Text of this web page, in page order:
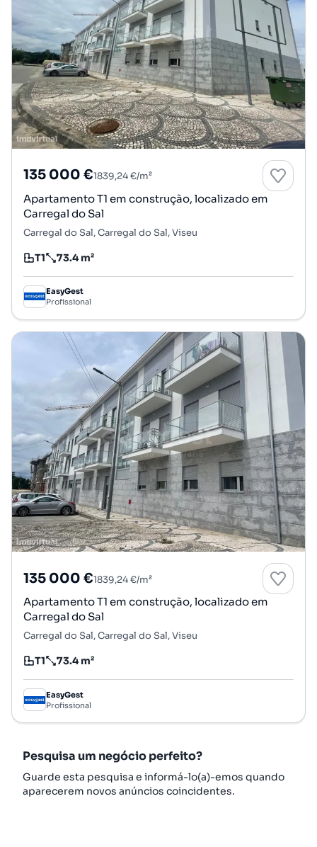
135 000 €1839,24 €/m²
Apartamento T1 em construção, localizado em
Carregal do Sal
Carregal do Sal, Carregal do Sal, Viseu
Tipologia
T1
Preço por metro quadrado
73.4 m²
EasyGest
Profissional
135 000 €1839,24 €/m²
Apartamento T1 em construção, localizado em
Carregal do Sal
Carregal do Sal, Carregal do Sal, Viseu
Tipologia
T1
Preço por metro quadrado
73.4 m²
EasyGest
Profissional
Pesquisa um negócio perfeito?
Guarde esta pesquisa e informá-lo(a)-emos quando
aparecerem novos anúncios coincidentes.